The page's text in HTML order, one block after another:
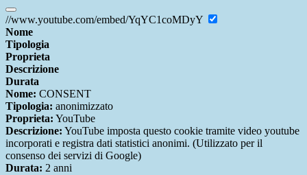
//www.youtube.com/embed/YqYC1coMDyY
Nome
Tipologia
Proprieta
Descrizione
Durata
Nome: CONSENT
Tipologia: anonimizzato
Proprieta: YouTube
Descrizione: YouTube imposta questo cookie tramite video youtube
incorporati e registra dati statistici anonimi. (Utilizzato per il
consenso dei servizi di Google)
Durata: 2 anni